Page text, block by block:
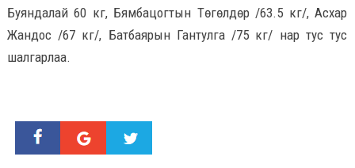
Буяндалай 60 кг, Бямбацогтын Төгөлдөр /63.5 кг/, Асхар
Жандос /67 кг/, Батбаярын Гантулга /75 кг/ нар тус тус
шалгарлаа.